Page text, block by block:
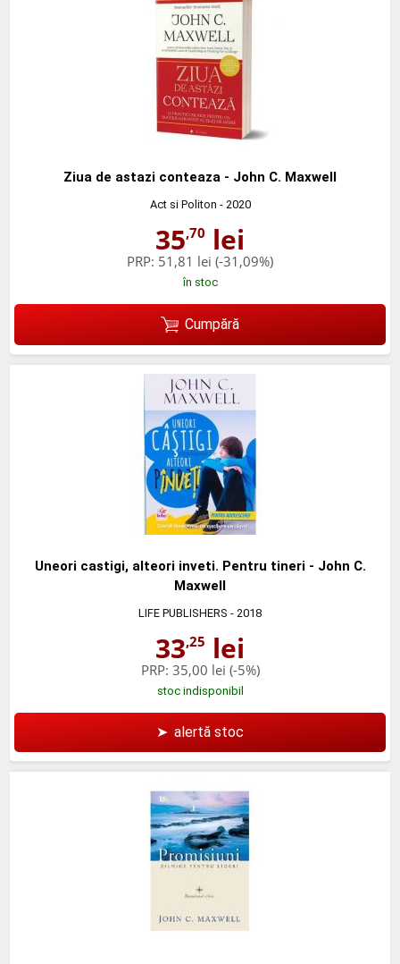
Ziua de astazi conteaza - John C. Maxwell
Act si Politon - 2020
35,70 lei
PRP: 51,81 lei (-31,09%)
în stoc
Cumpără
Uneori castigi, alteori inveti. Pentru tineri - John C.
Maxwell
LIFE PUBLISHERS - 2018
33,25 lei
PRP: 35,00 lei (-5%)
stoc indisponibil
➤ alertă stoc